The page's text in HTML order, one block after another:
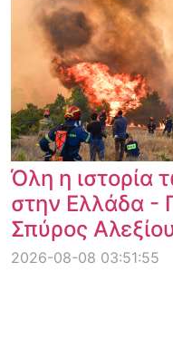
Όλη η ιστορία
στην Ελλάδα -
Σπύρος
2026-08-08 03:51:55